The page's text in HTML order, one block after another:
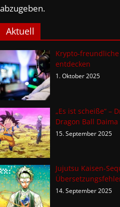
abzugeben.
Aktuell
Krypto-
entdecken
1. Oktober 2025
„Es ist scheiße“ –
Dragon Ball Daima
15. September 2025
Jujutsu Kaisen-
14. September 2025